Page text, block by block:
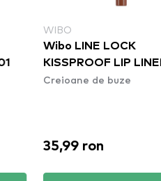
LINER 03
NYX
NYX
Duck
Liner - 07